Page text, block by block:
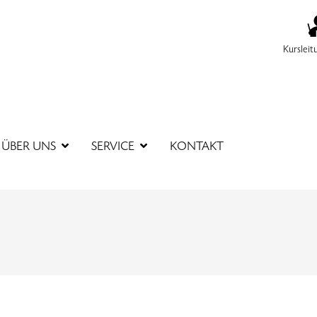
ÜBER UNS SERVICE KONTAKT